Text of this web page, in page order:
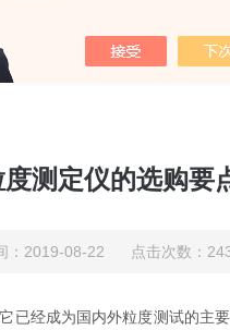
密度仪，霍尔流速计，自然堆积密度计，斯柯特
测定仪的选购要
：2019-08-22 点击次数：
经成为国内外粒度测试的主